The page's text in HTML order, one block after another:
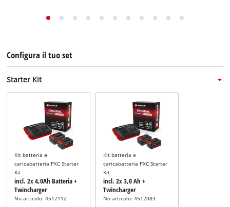
Configura il tuo set
Starter Kit
Kit batteria e
caricabatteria PXC Starter
Kit
incl. 2x 4,0Ah Batteria +
Twincharger
No articolo: 4512112
Kit batteria e
caricabatteria PXC Starter
Kit
incl. 2x 3,0 Ah +
Twincharger
No articolo: 4512083